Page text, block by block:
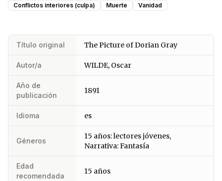
Conflictos interiores (culpa) Muerte Vanidad
Título original The Picture of Dorian Gray
Autor/a WILDE, Oscar
Año de
publicación
1891
Idioma es
Géneros
15 años: lectores jóvenes,
Narrativa: Fantasía
Edad
recomendada
15 años